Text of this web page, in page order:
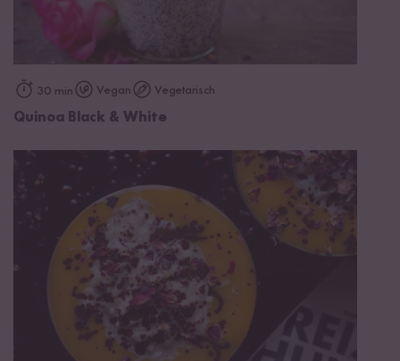
30 min Vegan Vegetarisch
Quinoa Black & White